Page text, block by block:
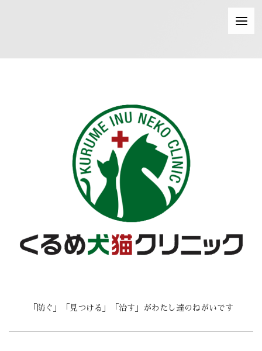
「防ぐ」「見つける」「治す」がわたし達のねがいです